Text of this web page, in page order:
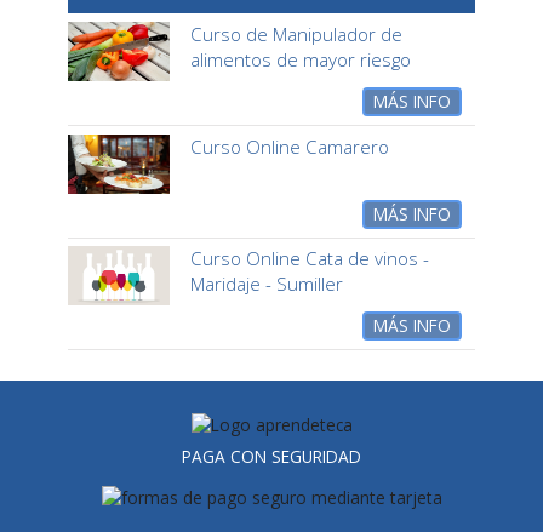
Curso de Manipulador de
alimentos de mayor riesgo
MÁS INFO
Curso Online Camarero
MÁS INFO
Curso Online Cata de vinos -
Maridaje - Sumiller
MÁS INFO
PAGA CON SEGURIDAD